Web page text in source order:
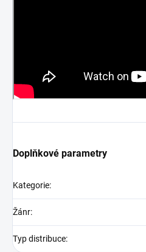
Doplňkové parametry
Kategorie:
Žánr:
Typ distribuce: